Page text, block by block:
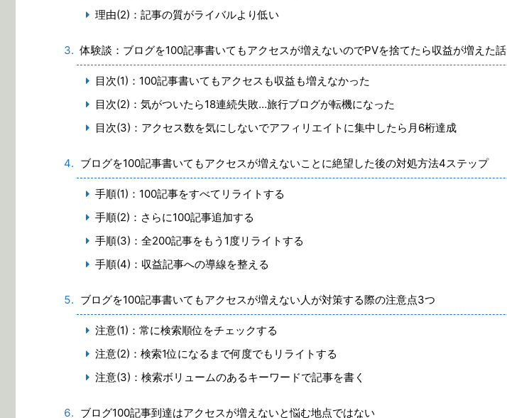
理由(2)：記事の質がライバルより低い
体験談：ブログを100記事書いてもアクセスが増えないのでPVを捨てたら収益が増えた話
目次(1)：100記事書いてもアクセスも収益も増えなかった
目次(2)：気がついたら18連続失敗…旅行ブログが転機になった
目次(3)：アクセス数を気にしないでアフィリエイトに集中したら月6桁達成
ブログを100記事書いてもアクセスが増えないことに絶望した後の対処方法4ステップ
手順(1)：100記事をすべてリライトする
手順(2)：さらに100記事追加する
手順(3)：全200記事をもう1度リライトする
手順(4)：収益記事への導線を整える
ブログを100記事書いてもアクセスが増えない人が対策する際の注意点3つ
注意(1)：常に検索順位をチェックする
注意(2)：検索1位になるまで何度でもリライトする
注意(3)：検索ボリュームのあるキーワードで記事を書く
ブログ100記事到達はアクセスが増えないと悩む地点ではない